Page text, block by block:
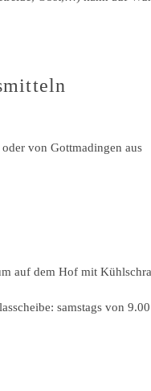
von Gottmadingen aus
auf dem Hof mit
samstags von